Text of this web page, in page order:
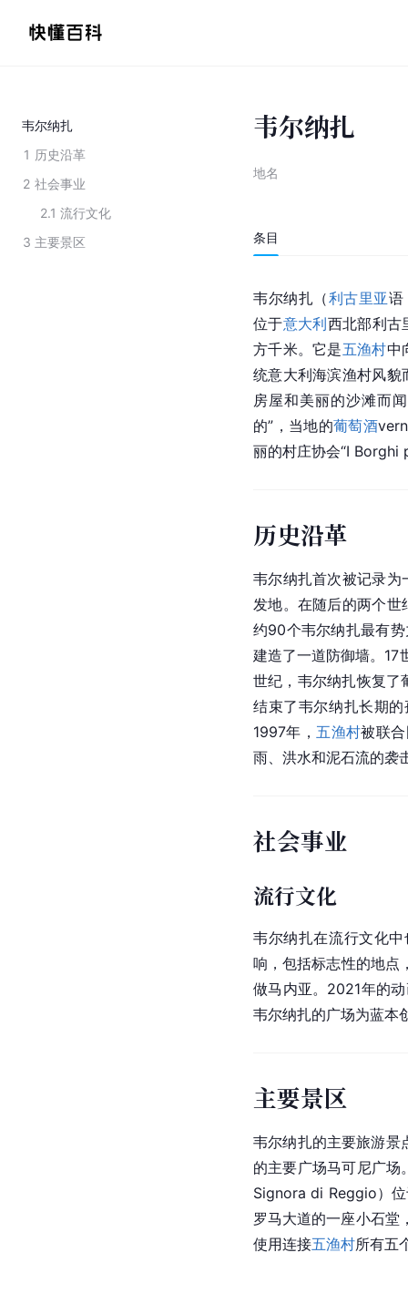
韦尔纳扎
1 历史沿革
2 社会事业
2.1 流行文化
3 主要景区
韦尔纳扎
地名
条目
韦尔纳扎（利古里亚语
位于意大利西北部利古
方千米。它是五渔村中
统意大利海滨渔村风貌
房屋和美丽的沙滩而
的”，当地的葡萄酒
丽的村庄协会“I
历史沿革
韦尔纳扎首次被记录
发地。在随后的两个世
约90个韦尔纳扎最有
建造了一道防御墙。17
世纪，韦尔纳扎恢复了
结束了韦尔纳扎长期
1997年， 五渔村被联
雨、洪水和泥石流的袭
社会事业
流行文化
韦尔纳扎在流行文化
响，包括标志性的地点
做马内亚。2021年的
韦尔纳扎的广场为蓝本
主要景区
韦尔纳扎的主要旅游景
的主要广场马可尼广
Signora di Reggio）
罗马大道的一座小石堂
使用连接五渔村所有五